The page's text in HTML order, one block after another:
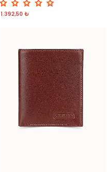
1.392,50 ₺